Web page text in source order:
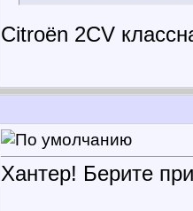
Citroën 2CV
Хантер! Берите